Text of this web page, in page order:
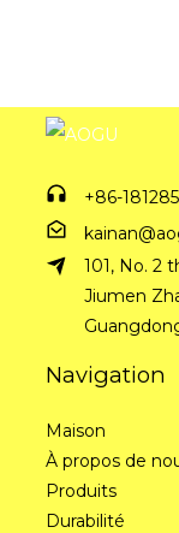
+86-
101, No. 2
Jiumen
Navigation
Maison
À propos de
Produits
Durabilité